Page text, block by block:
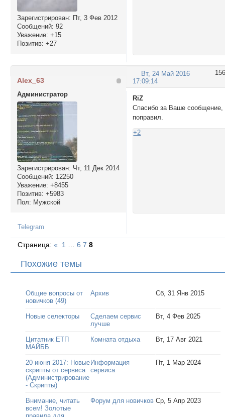
Зарегистрирован: Пт, 3 Фев 2012
Сообщений: 92
Уважение: +15
Позитив: +27
156
Вт, 24 Май 2016
17:09:14
Alex_63
Администратор
Зарегистрирован: Чт, 11 Дек 2014
Сообщений: 12250
Уважение: +8455
Позитив: +5983
Пол: Мужской
RiZ
Спасибо за Ваше сообщение,
поправил.
+2
Telegram
Страница:« 1 6 7 8
Похожие темы
Общие вопросы от
новичков (49)
Архив Сб, 31 Янв 2015
Новые селекторы
Сделаем сервис
лучше
Вт, 4 Фев 2025
Цитатник ЕТП
МАЙББ
Комната отдыха Вт, 17 Авг 2021
20 июня 2017: Новые
скрипты от сервиса
(Администрирование
- Скрипты)
Информация
сервиса
Пт, 1 Мар 2024
Внимание, читать
всем! Золотые
Форум для новичков Ср, 5 Апр 2023